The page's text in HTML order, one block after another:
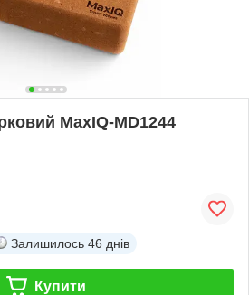
MaxIQ-MD1244
Залишилось 46 днів
Купити